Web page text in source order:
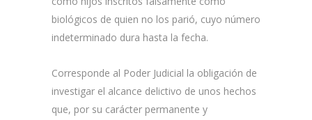
biológicos de quien no los parió, cuyo número
indeterminado dura hasta la fecha.
Corresponde al Poder Judicial la obligación de
investigar el alcance delictivo de unos hechos
que, por su carácter permanente y